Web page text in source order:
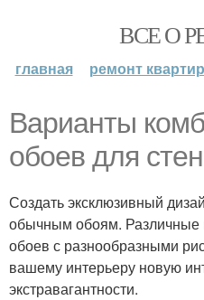
ВСЕ О
главная ремонт квартир
Варианты
обоев для
Создать эксклюзивный
обычным обоям. Различные
обоев с разнообразными
вашему интерьеру новую
экстравагантности.